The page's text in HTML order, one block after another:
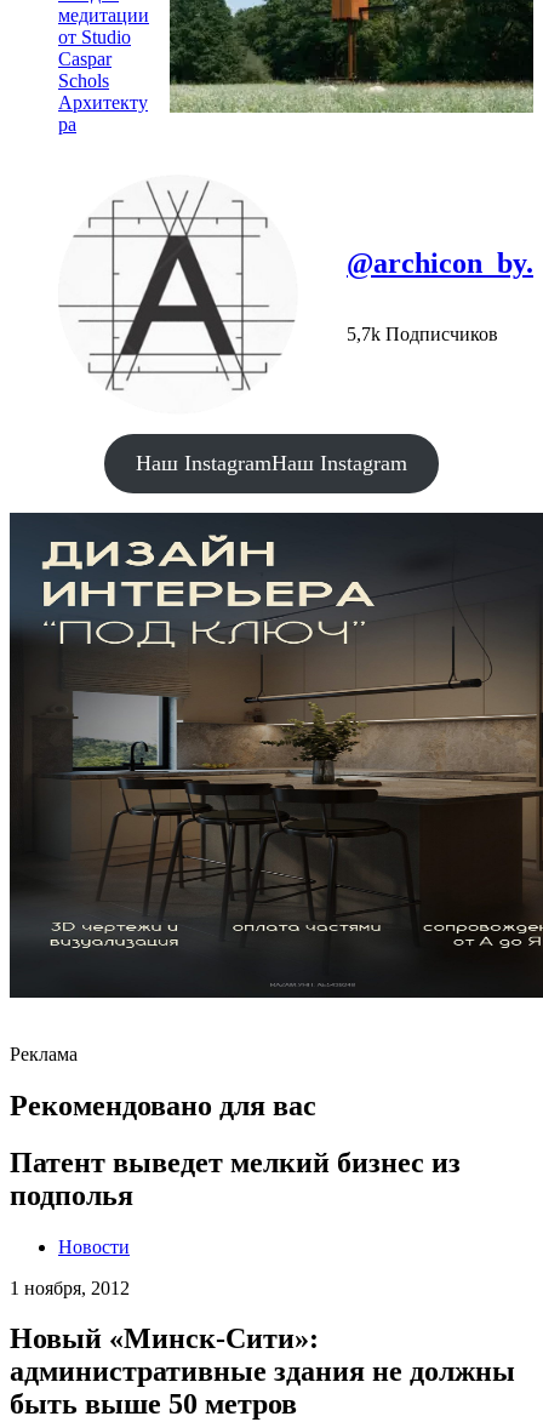
медитации
от Studio
Caspar
Schols
Архитекту
ра
@archicon_by.
5,7k Подписчиков
Наш InstagramНаш Instagram
Реклама
Рекомендовано для вас
Патент выведет мелкий бизнес из
подполья
Новости
1 ноября, 2012
Новый «Минск-Сити»:
административные здания не должны
быть выше 50 метров